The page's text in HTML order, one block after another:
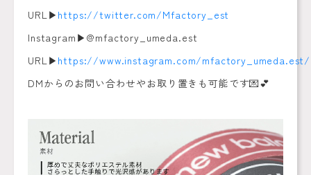
URL▶︎ https://twitter.com/Mfactory_est
Instagram▶︎@mfactory_umeda.est
URL▶︎ https://www.instagram.com/mfactory_umeda.est/
DMからのお問い合わせやお取り置きも可能です💌💕